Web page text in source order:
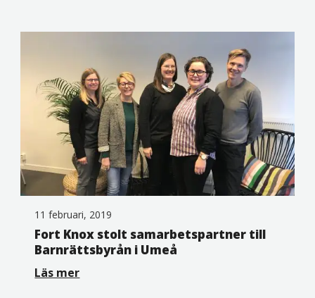
11 februari, 2019
Fort Knox stolt samarbetspartner till
Barnrättsbyrån i Umeå
Läs mer